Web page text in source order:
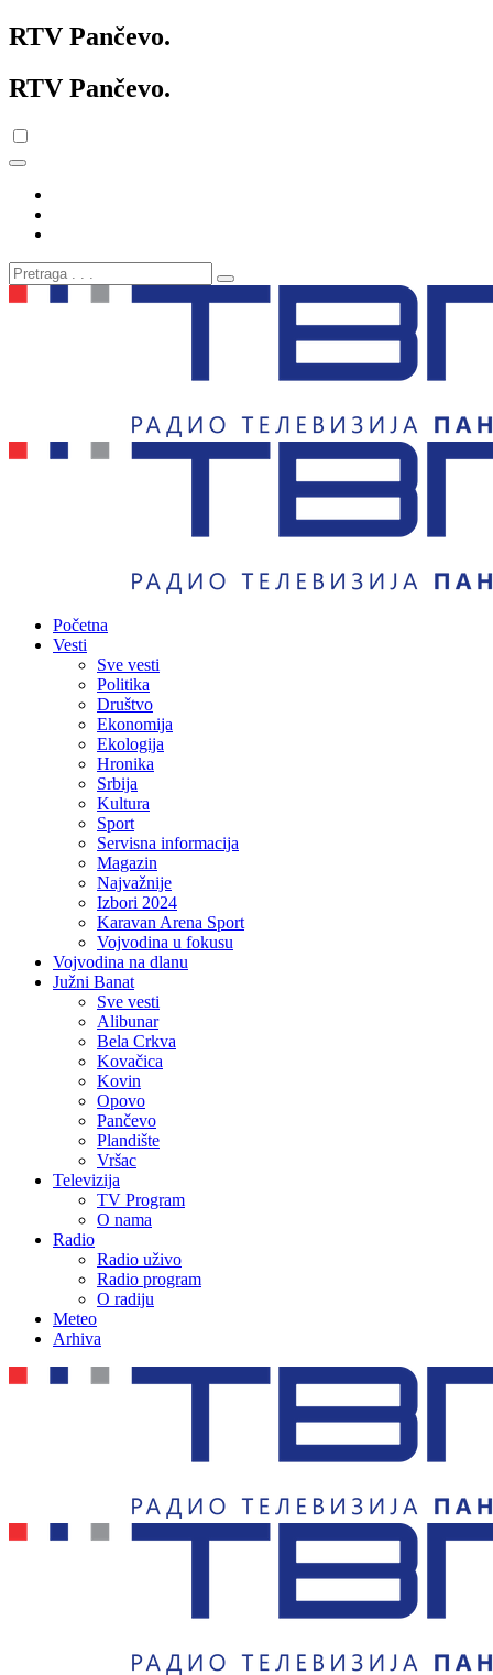
RTV Pančevo.
RTV Pančevo.
Početna
Vesti
Sve vesti
Politika
Društvo
Ekonomija
Ekologija
Hronika
Srbija
Kultura
Sport
Servisna informacija
Magazin
Najvažnije
Izbori 2024
Karavan Arena Sport
Vojvodina u fokusu
Vojvodina na dlanu
Južni Banat
Sve vesti
Alibunar
Bela Crkva
Kovačica
Kovin
Opovo
Pančevo
Plandište
Vršac
Televizija
TV Program
O nama
Radio
Radio uživo
Radio program
O radiju
Meteo
Arhiva